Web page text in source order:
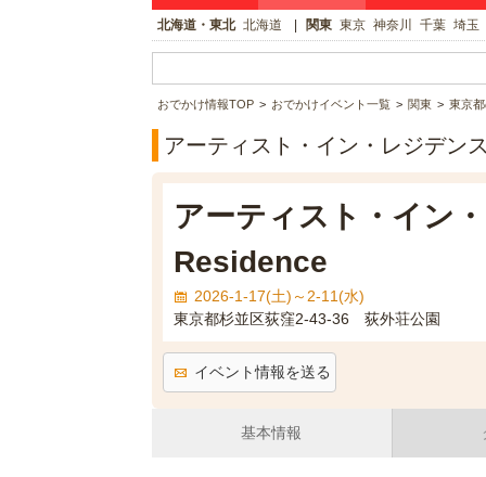
北海道・東北 北海道 関東 東京 神奈川 千葉 埼玉
おでかけ情報TOP おでかけイベント一覧 関東 東京
アーティスト・イン・レジデン
アーティスト・イン
Residence
2026-1-17(土)～2-11(水)
東京都杉並区荻窪2-43-36 荻外荘公園
イベント情報を送る
基本情報